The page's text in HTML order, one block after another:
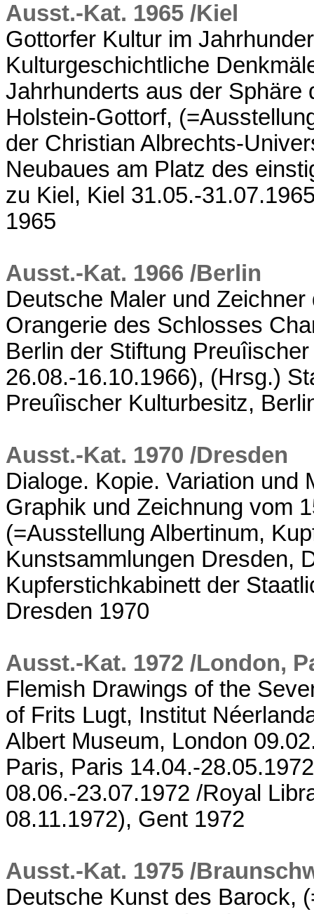
Ausst.-Kat. 1965 /Kiel
Gottorfer Kultur im
Kulturgeschichtliche
Jahrhunderts aus der
Holstein-Gottorf,
der Christian Albrechts-
Neubaues am Platz des
zu Kiel, Kiel 31.05.-
1965
Ausst.-Kat. 1966 /Berlin
Deutsche Maler und
Orangerie des Schlosses
Berlin der Stiftung
26.08.-16.10.1966), (Hrsg.)
Preuîischer Kulturbesitz,
Ausst.-Kat. 1970 /Dresden
Dialoge. Kopie. Variation und
Graphik und Zeichnung vom
(=Ausstellung Albertinum,
Kunstsammlungen Dresden,
Kupferstichkabinett der
Dresden 1970
Ausst.-Kat. 1972 /London,
Flemish Drawings of the
of Frits Lugt, Institut
Albert Museum, London
Paris, Paris 14.04.-
08.06.-23.07.1972 /Royal
08.11.1972), Gent 1972
Ausst.-Kat. 1975 /
Deutsche Kunst des Barock,